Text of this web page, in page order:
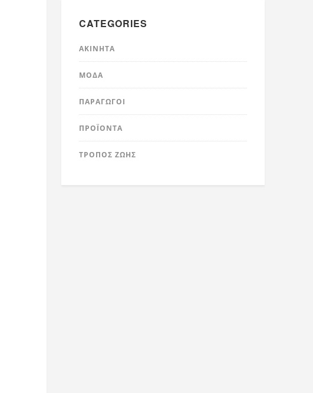
CATEGORIES
ΑΚΊΝΗΤΑ
ΜΌΔΑ
ΠΑΡΑΓΩΓΟΊ
ΠΡΟΪΌΝΤΑ
ΤΡΟΠΟΣ ΖΩΗΣ